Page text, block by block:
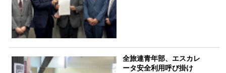
全旅連青年部、エスカレ
ータ安全利用呼び掛け